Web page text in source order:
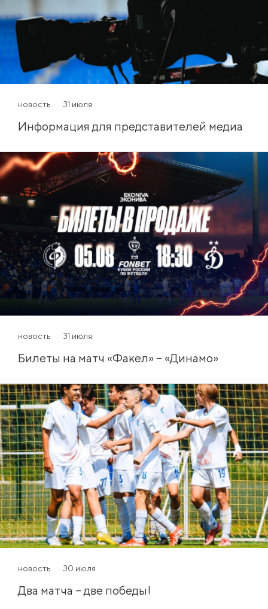
новость 31 июля
Информация для представителей медиа
новость 31 июля
Билеты на матч «Факел» – «Динамо»
новость 30 июля
Два матча – две победы!